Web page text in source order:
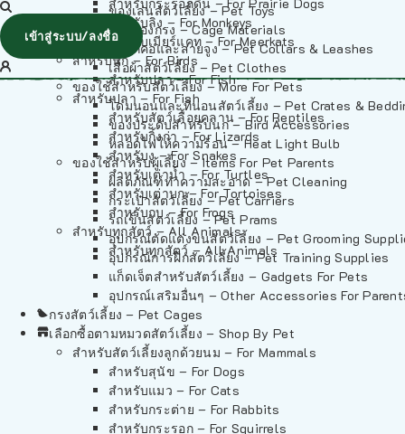
ของเล่นสัตว์เลี้ยง – Pet Toys
วัสดุรองกรง – Cage Materials
ปลอกคอและสายจูง – Pet Collars & Leashes
เสื้อผ้าสัตว์เลี้ยง – Pet Clothes
ของใช้สำหรับสัตว์เลี้ยง – More For Pets
โดมนอนและที่นอนสัตว์เลี้ยง – Pet Crates &
ของประดับสำหรับนก – Bird Accessories
หลอดไฟให้ความร้อน – Heat Light Bulb
ของใช้สำหรับผู้เลี้ยง – Items For Pet Parents
ผลิตภัณฑ์ทำความสะอาด – Pet Cleaning
กระเป๋าสัตว์เลี้ยง – Pet Carriers
รถเข็นสัตว์เลี้ยง – Pet Prams
อุปกรณ์ตัดแต่งขนสัตว์เลี้ยง – Pet Grooming
อุปกรณ์การฝึกสัตว์เลี้ยง – Pet Training Supplies
แก็ดเจ็ตสำหรับสัตว์เลี้ยง – Gadgets For Pets
อุปกรณ์เสริมอื่นๆ – Other Accessories For
กรงสัตว์เลี้ยง – Pet Cages
เลือกซื้อตามหมวดสัตว์เลี้ยง – Shop By Pet
สำหรับสัตว์เลี้ยงลูกด้วยนม – For Mammals
สำหรับสุนัข – For Dogs
สำหรับแมว – For Cats
สำหรับกระต่าย – For Rabbits
สำหรับกระรอก – For Squirrels
สำหรับลิง – For Monkeys
สำหรับเมียร์แคท – For Meerkats
สำหรับนก – For Birds
สำหรับปลา – For Fish
สำหรับปลา – For Fish
สำหรับสัตว์เลื้อยคลาน – For Reptiles
สำหรับกิ้งก่า – For Lizards
สำหรับงู – For Snakes
สำหรับเต่าน้ำ – For Turtles
สำหรับเต่าบก – For Tortoises
สำหรับกบ – For Frogs
สำหรับทุกสัตว์ – All Animals
สำหรับทุกสัตว์ – All Animals
เข้าสู่ระบบ/ลงชื่อ